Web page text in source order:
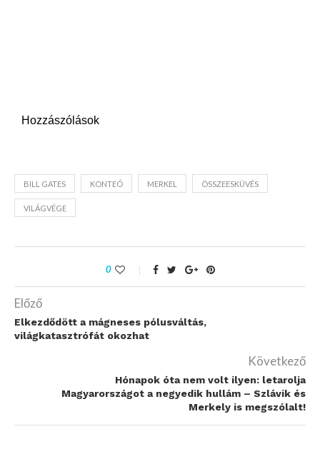
Hozzászólások
BILL GATES KONTEÓ MERKEL ÖSSZEESKÜVÉS
VILÁGVÉGE
0
Előző
Elkezdődött a mágneses pólusváltás,
világkatasztrófát okozhat
Következő
Hónapok óta nem volt ilyen: letarolja
Magyarországot a negyedik hullám – Szlávik és
Merkely is megszólalt!